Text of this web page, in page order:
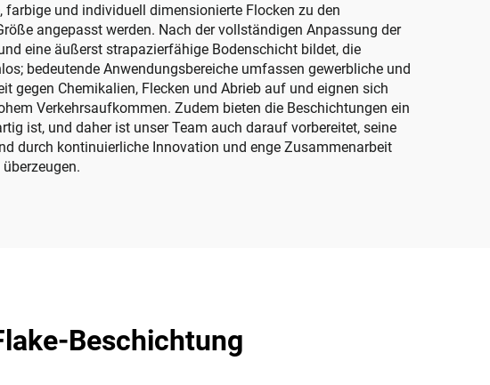
und individuell dimensionierte Flocken zu den
angepasst werden. Nach der vollständigen Anpassung der
eine äußerst strapazierfähige Bodenschicht bildet, die
bedeutende Anwendungsbereiche umfassen gewerbliche und
gegen Chemikalien, Flecken und Abrieb auf und eignen sich
Verkehrsaufkommen. Zudem bieten die Beschichtungen ein
ist, und daher ist unser Team auch darauf vorbereitet, seine
durch kontinuierliche Innovation und enge Zusammenarbeit
Beschichtung